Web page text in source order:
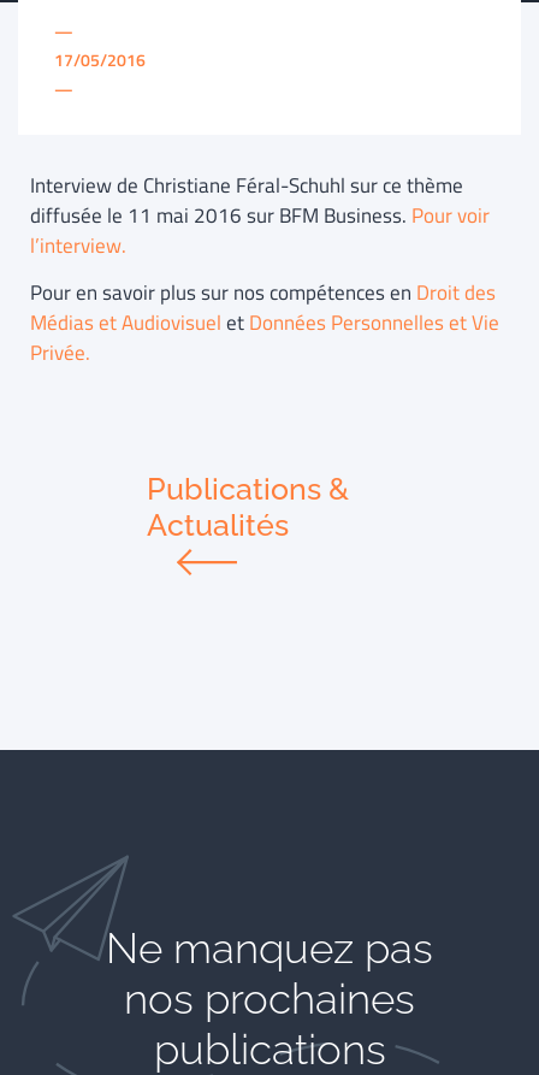
—
17/05/2016
—
Interview de Christiane Féral-Schuhl sur ce thème
diffusée le 11 mai 2016 sur BFM Business. Pour voir
l’interview.
Pour en savoir plus sur nos compétences en Droit des
Médias et AudiovisueletDonnées Personnelles et Vie
Privée.
Publications &
Actualités
Ne manquez pas
nos prochaines
publications